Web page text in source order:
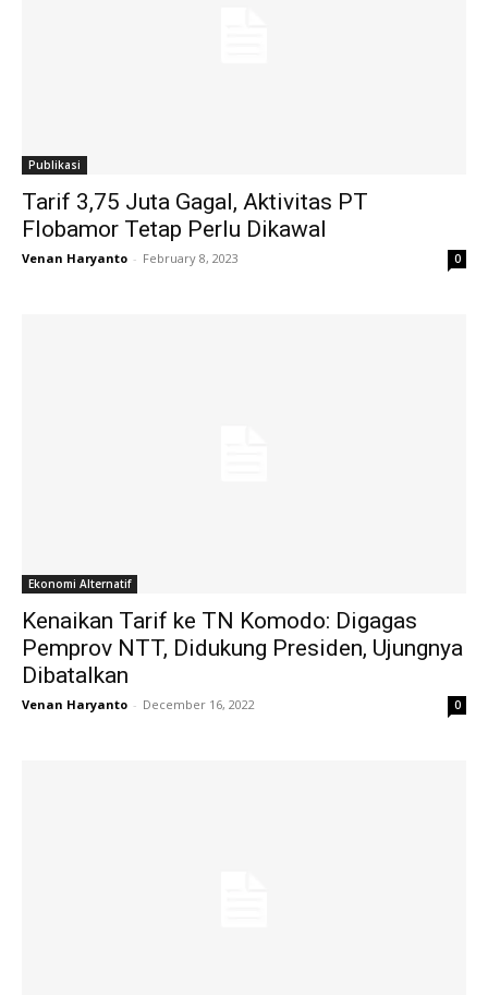
Publikasi
Tarif 3,75 Juta Gagal, Aktivitas PT
Flobamor Tetap Perlu Dikawal
Venan Haryanto - February 8, 2023 0
Ekonomi Alternatif
Kenaikan Tarif ke TN Komodo: Digagas
Pemprov NTT, Didukung Presiden, Ujungnya
Dibatalkan
Venan Haryanto - December 16, 2022 0